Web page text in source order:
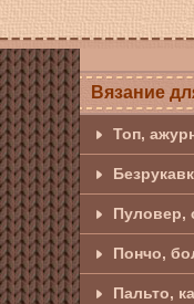
Вязание
Топ,
Пуловер,
Пончо,
Пальто,